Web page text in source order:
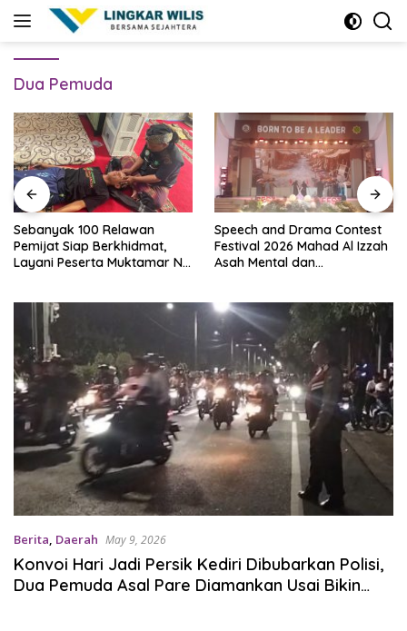
Dua Pemuda
Sebanyak 100 Relawan
Pemijat Siap Berkhidmat,
Layani Peserta Muktamar NU
Speech and Drama Contest
Festival 2026 Mahad Al Izzah
Asah Mental dan
Berita, Daerah May 9, 2026
Konvoi Hari Jadi Persik Kediri Dibubarkan Polisi,
Dua Pemuda Asal Pare Diamankan Usai Bikin